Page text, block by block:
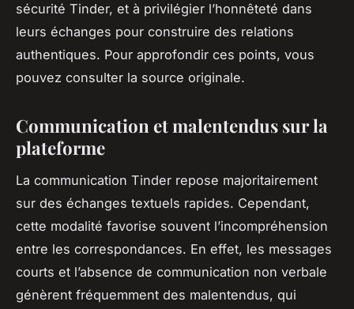
sécurité Tinder, et à privilégier l’honnêteté dans
leurs échanges pour construire des relations
authentiques. Pour approfondir ces points, vous
pouvez consulter la source originale.
Communication et malentendus sur la
plateforme
La communication Tinder repose majoritairement
sur des échanges textuels rapides. Cependant,
cette modalité favorise souvent l’incompréhension
entre les correspondances. En effet, les messages
courts et l’absence de communication non verbale
génèrent fréquemment des malentendus, qui